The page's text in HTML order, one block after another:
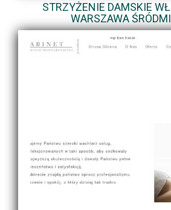
STRZYŻENIE DAMSKIE
WARSZAWA